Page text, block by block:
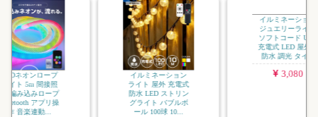
イルミネーション
ライト 屋外 充電式
防水 LED ストリン
グライト バブルボ
ール 100球 10...
イルミネーション
ジュエリーライト
ソフトコード USB
充電式 LED 屋外用
防水 調光 タイ...
イルミ
ジュエ
USB 充
屋外用
タイマ